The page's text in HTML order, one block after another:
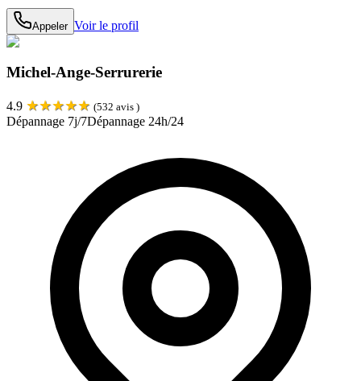
Appeler Voir le profil
Michel-Ange-Serrurerie
4.9 ★★★★★ (532 avis )
Dépannage 7j/7Dépannage 24h/24